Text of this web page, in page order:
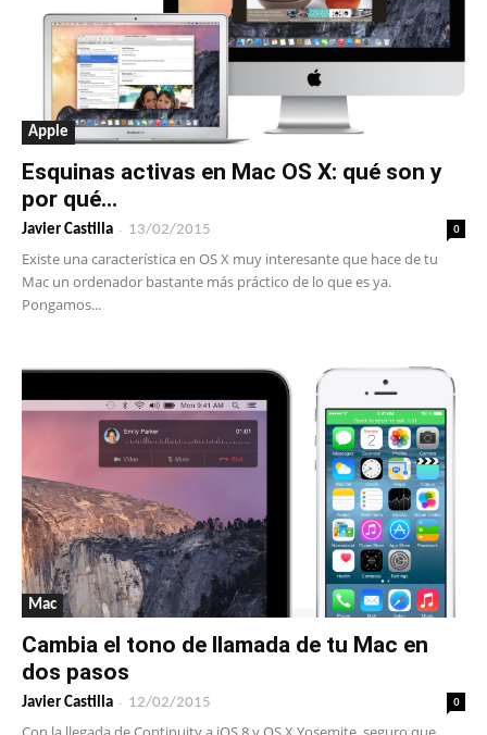
Apple
Esquinas activas en Mac OS X: qué son y
por qué...
Javier Castilla - 13/02/2015 0
Existe una característica en OS X muy interesante que hace de tu
Mac un ordenador bastante más práctico de lo que es ya.
Pongamos...
Mac
Cambia el tono de llamada de tu Mac en
dos pasos
Javier Castilla - 12/02/2015 0